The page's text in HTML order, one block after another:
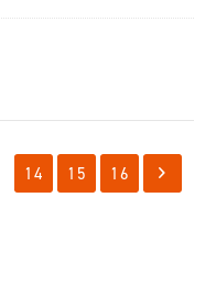
14 15 16